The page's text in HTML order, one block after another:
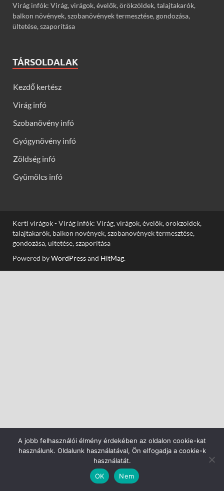
Virág infók: Virág, virágok, évelők, örökzöldek, talajtakarók,
balkon növények, szobanövények termesztése, gondozása,
ültetése, szaporítása
TÁRSOLDALAK
Kezdő kertész
Virág infó
Szobanövény infó
Gyógynövény infó
Zöldség infó
Gyümölcs infó
Kerti virágok - Virág infók: Virág, virágok, évelők, örökzöldek,
talajtakarók, balkon növények, szobanövények termesztése,
gondozása, ültetése, szaporítása
Powered byWordPressand HitMag.
A jobb felhasználói élmény érdekében az oldalon cookie-kat
használunk. Oldalunk használatával, Ön elfogadja a cookie-k
használatát.
OK
Nem